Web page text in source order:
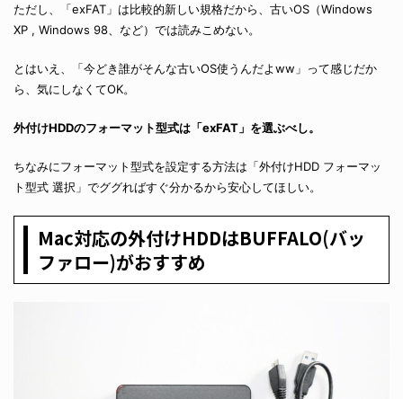
ただし、「exFAT」は比較的新しい規格だから、古いOS（Windows
XP , Windows 98、など）では読みこめない。
とはいえ、「今どき誰がそんな古いOS使うんだよww」って感じだか
ら、気にしなくてOK。
外付けHDDのフォーマット型式は「exFAT」を選ぶべし。
ちなみにフォーマット型式を設定する方法は「外付けHDD フォーマッ
ト型式 選択」でググればすぐ分かるから安心してほしい。
Mac対応の外付けHDDはBUFFALO(バッ
ファロー)がおすすめ